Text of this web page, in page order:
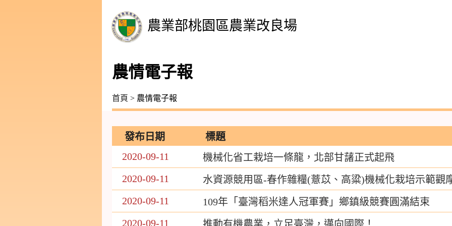
農業部桃園區農業改良場
農情電子報
首頁 > 農情電子報
發布日期
標題
2020-09-11
機械化省工栽培一條龍，北部甘藷正式起飛
2020-09-11
水資源競用區-春作雜糧(薏苡、高粱)機械化栽培示範觀
2020-09-11
109年「臺灣稻米達人冠軍賽」鄉鎮級競賽圓滿結束
2020-09-11